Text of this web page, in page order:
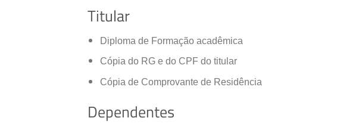
Titular
Diploma de Formação acadêmica
Cópia do RG e do CPF do titular
Cópia de Comprovante de Residência
Dependentes